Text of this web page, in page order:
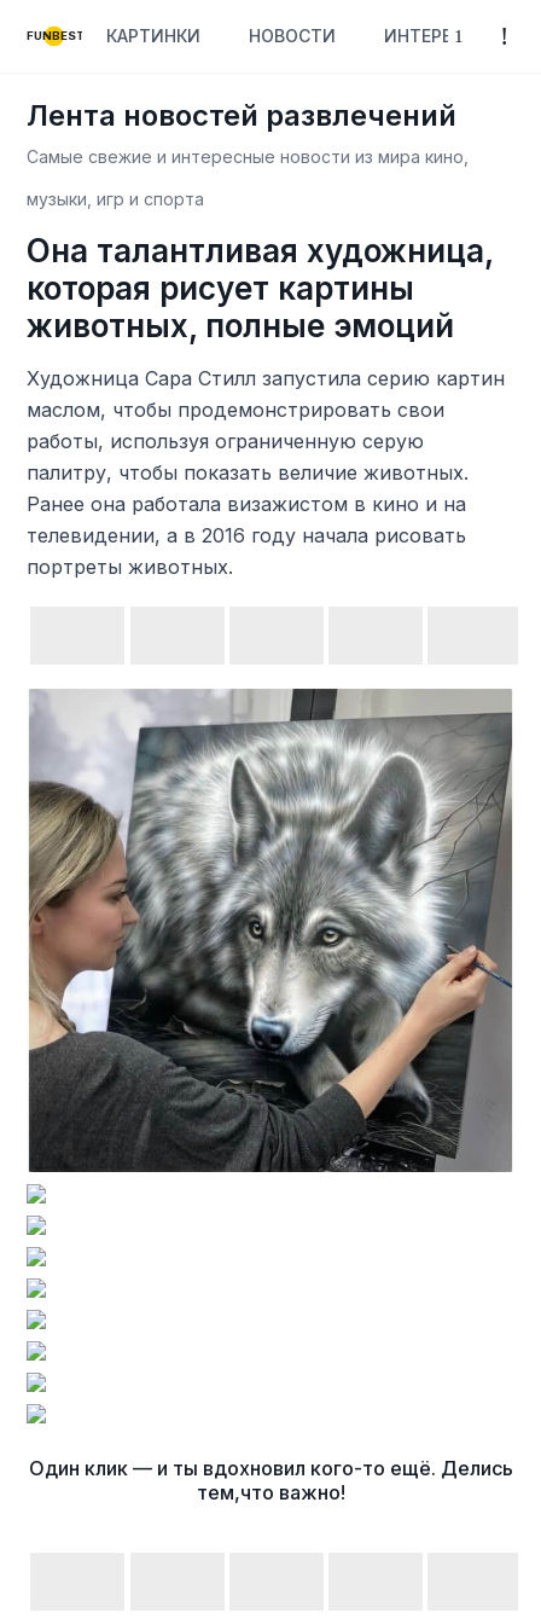
FUNBEST КАРТИНКИ НОВОСТИ ИНТЕРЕСНОЕ
Лента новостей развлечений
Самые свежие и интересные новости из мира кино,
музыки, игр и спорта
Она талантливая художница,
которая рисует картины
животных, полные эмоций
Художница Сара Стилл запустила серию картин
маслом, чтобы продемонстрировать свои
работы, используя ограниченную серую
палитру, чтобы показать величие животных.
Ранее она работала визажистом в кино и на
телевидении, а в 2016 году начала рисовать
портреты животных.